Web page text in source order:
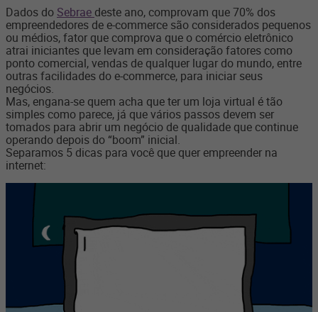
Dados do Sebrae deste ano, comprovam que 70% dos
empreendedores de e-commerce são considerados pequenos
ou médios, fator que comprova que o comércio eletrônico
atrai iniciantes que levam em consideração fatores como
ponto comercial, vendas de qualquer lugar do mundo, entre
outras facilidades do e-commerce, para iniciar seus
negócios.
Mas, engana-se quem acha que ter um loja virtual é tão
simples como parece, já que vários passos devem ser
tomados para abrir um negócio de qualidade que continue
operando depois do “boom” inicial.
Separamos 5 dicas para você que quer empreender na
internet: